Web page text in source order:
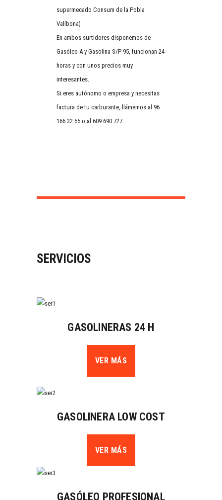
supermecado Consum de la Pobla
Vallbona)
En ambos surtidores disponemos de
Gasóleo A y Gasolina S/P 95, funcionan 24
horas y con unos precios muy
interesantes.
Si eres autónomo o empresa y necesitas
factura de tu carburante, llámemos al 96
166 32 55 o al 609 690 727.
SERVICIOS
GASOLINERAS 24 H
VER MÁS
GASOLINERA LOW COST
VER MÁS
GASÓLEO PROFESIONAL